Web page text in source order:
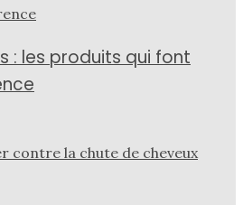
: les produits qui font